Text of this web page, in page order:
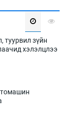
туурвил зүйн
хэлэлцлээ